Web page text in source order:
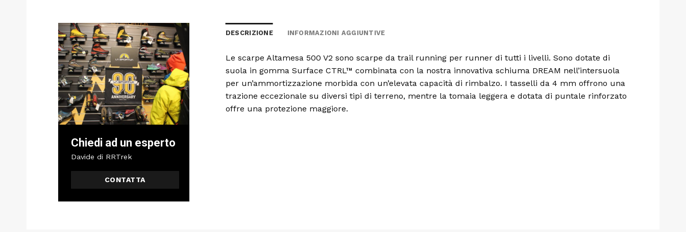
Chiedi ad un esperto
Davide di RRTrek
CONTATTA
DESCRIZIONE INFORMAZIONI AGGIUNTIVE
Le scarpe Altamesa 500 V2 sono scarpe da trail running per runner di tutti i livelli. Sono dotate di
suola in gomma Surface CTRL™ combinata con la nostra innovativa schiuma DREAM nell’intersuola
per un’ammortizzazione morbida con un’elevata capacità di rimbalzo. I tasselli da 4 mm offrono una
trazione eccezionale su diversi tipi di terreno, mentre la tomaia leggera e dotata di puntale rinforzato
offre una protezione maggiore.